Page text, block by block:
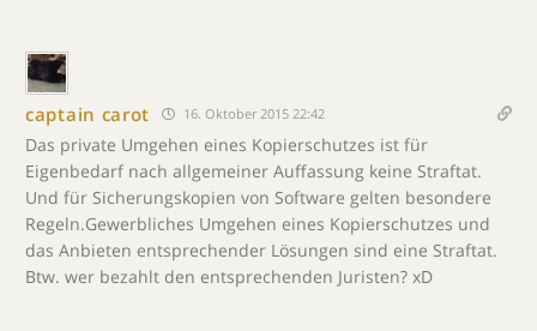
captain carot 16. Oktober 2015 22:42
Das private Umgehen eines Kopierschutzes ist für
Eigenbedarf nach allgemeiner Auffassung keine Straftat.
Und für Sicherungskopien von Software gelten besondere
Regeln.Gewerbliches Umgehen eines Kopierschutzes und
das Anbieten entsprechender Lösungen sind eine Straftat.
Btw. wer bezahlt den entsprechenden Juristen? xD